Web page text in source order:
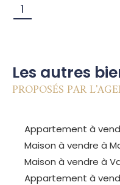
1
Les autres
PROPOSÉS PAR
Appartement à
Maison à vendre à
Maison à vendre à
Appartement à